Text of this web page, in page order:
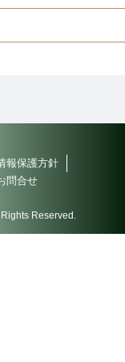
報保護方針
問合せ
Reserved.